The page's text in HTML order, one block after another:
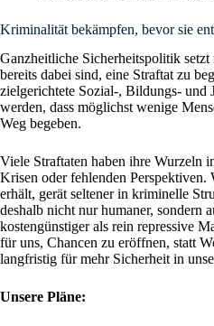
Kriminalität bekämpfen, bevor sie
Ganzheitliche Sicherheitspolitik
bereits dabei sind, eine Straftat zu
zielgerichtete Sozial-, Bildungs- und
werden, dass möglichst wenige
Weg begeben.
Viele Straftaten haben ihre Wurzeln
Krisen oder fehlenden
erhält, gerät seltener in kriminelle
deshalb nicht nur humaner, sondern
kostengünstiger als rein repressive
für uns, Chancen zu eröffnen, statt
langfristig für mehr Sicherheit in
Unsere Pläne: